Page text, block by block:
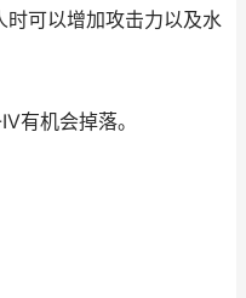
可以增加攻击力以及水
有机会掉落。